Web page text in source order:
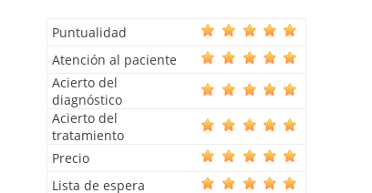
Puntualidad
Atención al paciente
Acierto del
diagnóstico
Acierto del
tratamiento
Precio
Lista de espera